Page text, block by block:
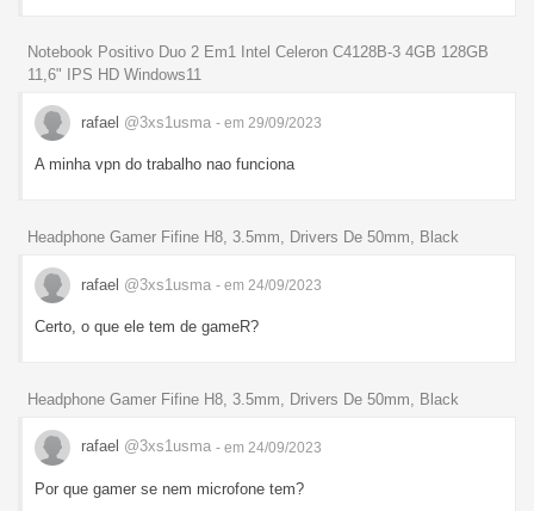
Notebook Positivo Duo 2 Em1 Intel Celeron C4128B-3 4GB 128GB
11,6" IPS HD Windows11
rafael @3xs1usma - em 29/09/2023
A minha vpn do trabalho nao funciona
Headphone Gamer Fifine H8, 3.5mm, Drivers De 50mm, Black
rafael @3xs1usma - em 24/09/2023
Certo, o que ele tem de gameR?
Headphone Gamer Fifine H8, 3.5mm, Drivers De 50mm, Black
rafael @3xs1usma - em 24/09/2023
Por que gamer se nem microfone tem?